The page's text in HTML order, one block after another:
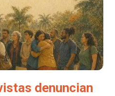
denuncian